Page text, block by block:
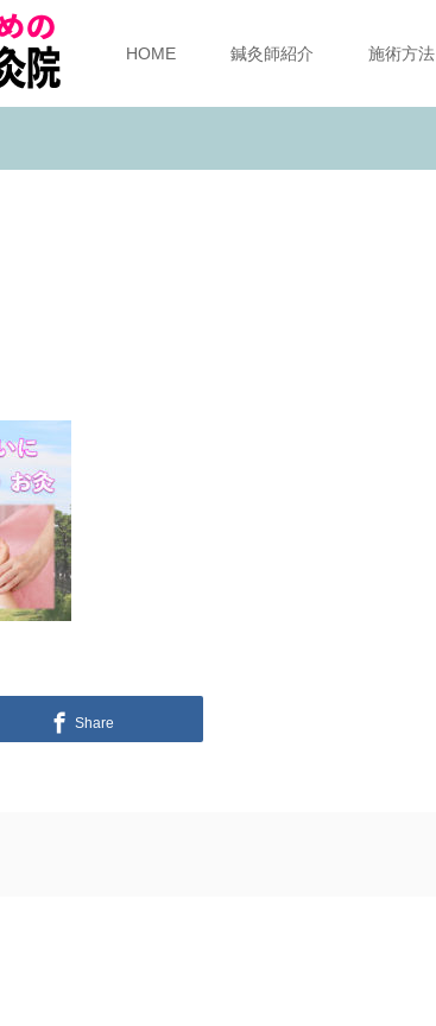
HOME 鍼灸師紹介 施術方法
Share